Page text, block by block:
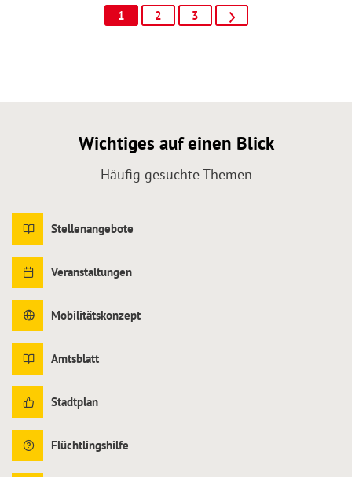
1 2 3 >
Wichtiges auf einen Blick
Häufig gesuchte Themen
Stellenangebote
Veranstaltungen
Mobilitätskonzept
Amtsblatt
Stadtplan
Flüchtlingshilfe